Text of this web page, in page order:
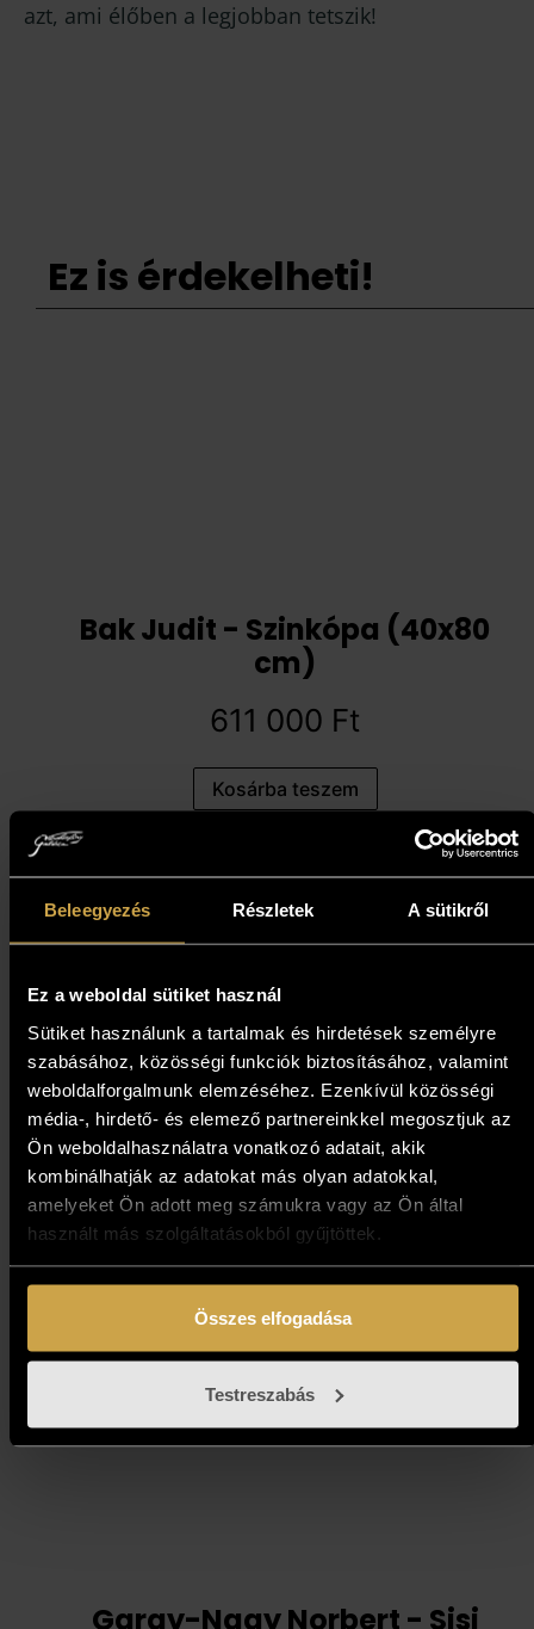
Beleegyezés Részletek A sütikről
Ez a weboldal sütiket használ
Sütiket használunk a tartalmak és hirdetések személyre
szabásához, közösségi funkciók biztosításához, valamint
weboldalforgalmunk elemzéséhez. Ezenkívül közösségi
média-, hirdető- és elemező partnereinkkel megosztjuk az
Ön weboldalhasználatra vonatkozó adatait, akik
kombinálhatják az adatokat más olyan adatokkal,
amelyeket Ön adott meg számukra vagy az Ön által
használt más szolgáltatásokból gyűjtöttek.
Összes elfogadása
Testreszabás
azt, ami élőben a legjobban tetszik!
Ez is érdekelheti!
Bak Judit - Szinkópa (40x80
cm)
611 000 Ft
Kosárba teszem
Ludvig Dániel - On the beach
(30x30 cm)
191 000Ft
Kosárba teszem
Garay-Nagy Norbert - Sisi